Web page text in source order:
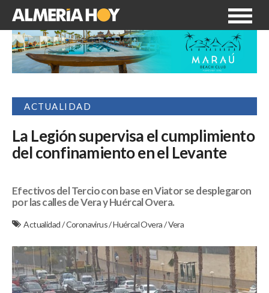
ACTUALIDAD
La Legión supervisa el cumplimiento
del confinamiento en el Levante
Efectivos del Tercio con base en Viator se desplegaron
por las calles de Vera y Huércal Overa.
Actualidad/Coronavirus/Huércal Overa/Vera